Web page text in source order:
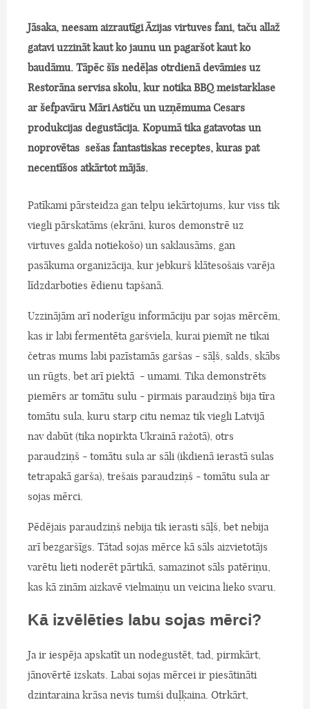
Jāsaka, neesam aizrautīgi Āzijas virtuves fani, taču allaž
gatavi uzzināt kaut ko jaunu un pagaršot kaut ko
baudāmu. Tāpēc šīs nedēļas otrdienā devāmies uz
Restorāna servisa skolu, kur notika BBQ meistarklase
ar šefpavāru Māri Astiču un uzņēmuma Cesars
produkcijas degustācija. Kopumā tika gatavotas un
noprovētas sešas fantastiskas receptes, kuras pat
necentīšos atkārtot mājās.
Patīkami pārsteidza gan telpu iekārtojums, kur viss tik
viegli pārskatāms (ekrāni, kuros demonstrē uz
virtuves galda notiekošo) un saklausāms, gan
pasākuma organizācija, kur jebkurš klātesošais varēja
līdzdarboties ēdienu tapšanā.
Uzzinājām arī noderīgu informāciju par sojas mērcēm,
kas ir labi fermentēta garšviela, kurai piemīt ne tikai
četras mums labi pazīstamās garšas - sāļš, salds, skābs
un rūgts, bet arī piektā - umami. Tika demonstrēts
piemērs ar tomātu sulu - pirmais paraudziņš bija tīra
tomātu sula, kuru starp citu nemaz tik viegli Latvijā
nav dabūt (tika nopirkta Ukrainā ražotā), otrs
paraudziņš - tomātu sula ar sāli (ikdienā ierastā sulas
tetrapakā garša), trešais paraudziņš - tomātu sula ar
sojas mērci.
Pēdējais paraudziņš nebija tik ierasti sāļš, bet nebija
arī bezgaršīgs. Tātad sojas mērce kā sāls aizvietotājs
varētu lieti noderēt pārtikā, samazinot sāls patēriņu,
kas kā zinām aizkavē vielmaiņu un veicina lieko svaru.
Kā izvēlēties labu sojas mērci?
Ja ir iespēja apskatīt un nodegustēt, tad, pirmkārt,
jānovērtē izskats. Labai sojas mērcei ir piesātināti
dzintaraina krāsa nevis tumši duļķaina. Otrkārt,